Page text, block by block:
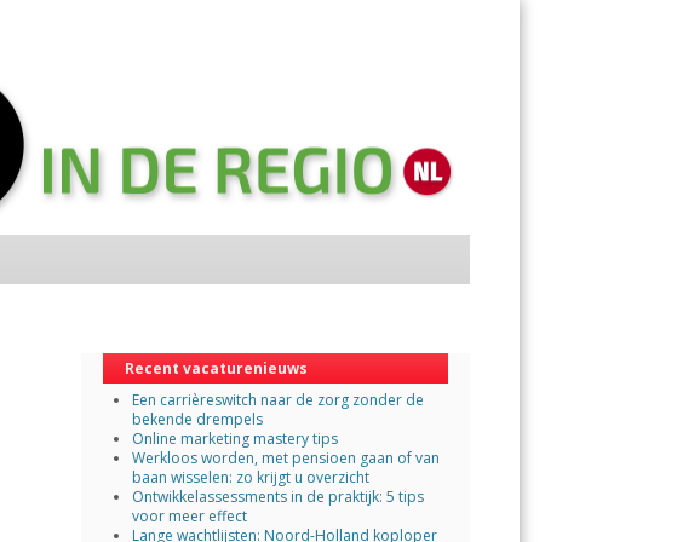
Recent vacaturenieuws
Een carrièreswitch naar de zorg zonder de
bekende drempels
Online marketing mastery tips
Werkloos worden, met pensioen gaan of van
baan wisselen: zo krijgt u overzicht
Ontwikkelassessments in de praktijk: 5 tips
voor meer effect
Lange wachtlijsten: Noord-Holland koploper